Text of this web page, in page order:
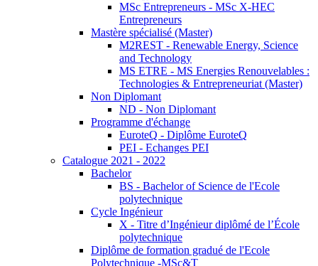
MSc Entrepreneurs - MSc X-HEC
Entrepreneurs
Mastère spécialisé (Master)
M2REST - Renewable Energy, Science
and Technology
MS ETRE - MS Energies Renouvelables :
Technologies & Entrepreneuriat (Master)
Non Diplomant
ND - Non Diplomant
Programme d'échange
EuroteQ - Diplôme EuroteQ
PEI - Echanges PEI
Catalogue 2021 - 2022
Bachelor
BS - Bachelor of Science de l'Ecole
polytechnique
Cycle Ingénieur
X - Titre d’Ingénieur diplômé de l’École
polytechnique
Diplôme de formation gradué de l'Ecole
Polytechnique -MSc&T